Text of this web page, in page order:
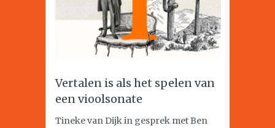
Vertalen is als het spelen van
een vioolsonate
Tineke van Dijk in gesprek met Ben